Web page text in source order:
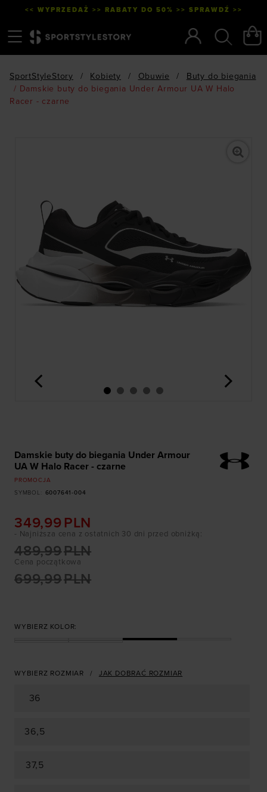
<< WYPRZEDAŻ >> RABATY DO 50% >> SPRAWDŹ >>
SportStyleStory / Kobiety / Obuwie /
Buty do biegania
/ Damskie buty do biegania Under Armour UA W Halo
Racer - czarne
<
Damskie buty do biegania Under Armour
UA W Halo Racer - czarne
PROMOCJA
SYMBOL
6007641-004
349,99 PLN
Cena początkowa
699,99PLN
489,99PLN
- Najniższa cena z ostatnich 30 dni przed obniżką:
WYBIERZ KOLOR:
WYBIERZ ROZMIAR JAK DOBRAĆ ROZMIAR
36
36,5
37,5